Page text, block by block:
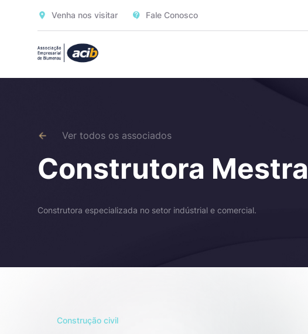
Venha nos visitar Fale Conosco
Ver todos os associados
Construtora Mestra
Construtora especializada no setor indústrial e comercial.
Construção civil